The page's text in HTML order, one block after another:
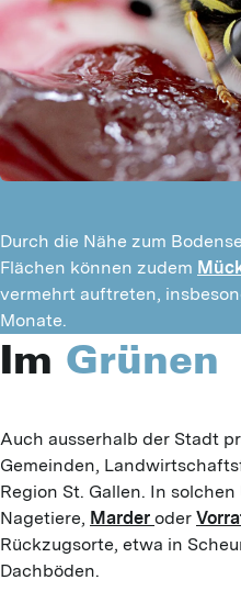
Durch die Nähe zum
Flächen können zudem
vermehrt auftreten,
Monate.
Im Grünen
Auch ausserhalb der Stadt
Gemeinden,
Region St. Gallen. In
Nagetiere, Marder oder
Rückzugsorte, etwa in
Dachböden.